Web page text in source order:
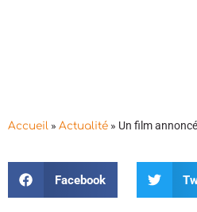
Accueil » Actualité » Un film
Facebook